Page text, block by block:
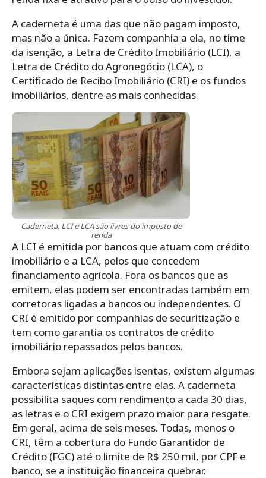
A caderneta é uma das que não pagam imposto,
mas não a única. Fazem companhia a ela, no time
da isenção, a Letra de Crédito Imobiliário (LCI), a
Letra de Crédito do Agronegócio (LCA), o
Certificado de Recibo Imobiliário (CRI) e os fundos
imobiliários, dentre as mais conhecidas.
Caderneta, LCI e LCA são livres do imposto de
renda
A LCI é emitida por bancos que atuam com crédito
imobiliário e a LCA, pelos que concedem
financiamento agrícola. Fora os bancos que as
emitem, elas podem ser encontradas também em
corretoras ligadas a bancos ou independentes. O
CRI é emitido por companhias de securitização e
tem como garantia os contratos de crédito
imobiliário repassados pelos bancos.
Embora sejam aplicações isentas, existem algumas
características distintas entre elas. A caderneta
possibilita saques com rendimento a cada 30 dias,
as letras e o CRI exigem prazo maior para resgate.
Em geral, acima de seis meses. Todas, menos o
CRI, têm a cobertura do Fundo Garantidor de
Crédito (FGC) até o limite de R$ 250 mil, por CPF e
banco, se a instituição financeira quebrar.